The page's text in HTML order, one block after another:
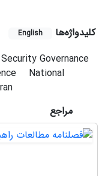
کلیدواژه‌ها English
Governance
National
مراجع